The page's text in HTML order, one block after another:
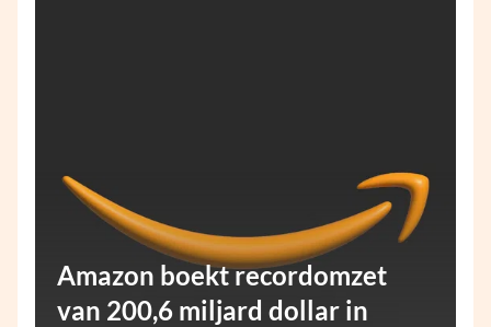
Amazon boekt recordomzet
van 200,6 miljard dollar in